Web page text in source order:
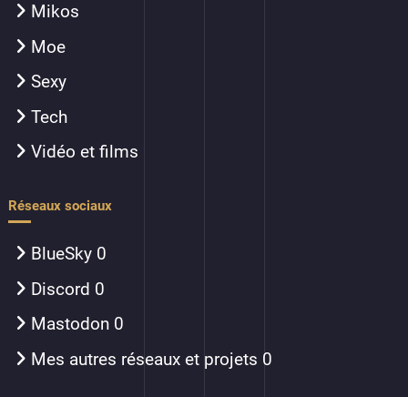
Mikos
Moe
Sexy
Tech
Vidéo et films
Réseaux sociaux
BlueSky 0
Discord 0
Mastodon 0
Mes autres réseaux et projets 0